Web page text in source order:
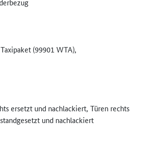
(99901 WTA),
ersetzt und nachlackiert, Türen rechts
und nachlackiert